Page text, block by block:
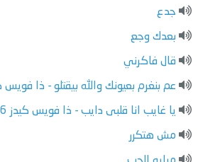
جدع
بعدك وجع
قال فاكرني
عم بنغرم بعيونك والله بيقتلو - ذا فويس كيدز
يا غايب انا قلبى دايب - ذا فويس كيدز 2026
مش هتكرر